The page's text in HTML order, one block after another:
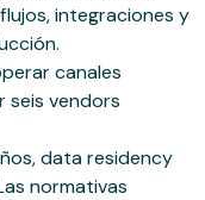
integraciones y
canales
seis vendors
data residency
normativas